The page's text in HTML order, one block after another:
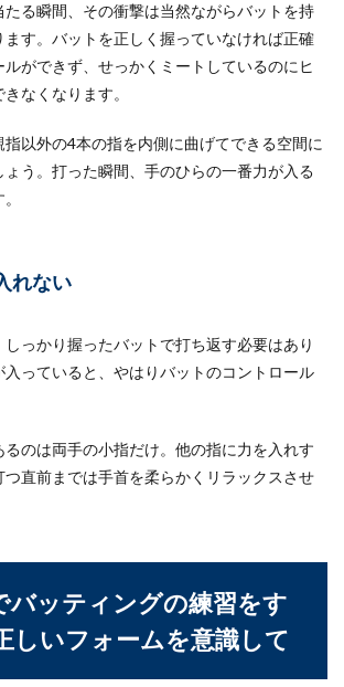
背中の筋トレはチューブを活用しよ
う！自宅でできる筋トレ方法
背中の筋肉を自宅で簡単に鍛えたいという人もい
低学年にミニバスの練習をするときには、どのよ
は、...
る？特徴を紹介します
スケボーの乗り方を子供に教えるに
たる瞬間、その衝撃は当然ながらバットを持
す。バットを正しく握っていなければ正確
ができず、せっかくミートしているのにヒ
なくなります。
以外の4本の指を内側に曲げてできる空間に
う。打った瞬間、手のひらの一番力が入る
れない
っかり握ったバットで打ち返す必要はあり
入っていると、やはりバットのコントロール
のは両手の小指だけ。他の指に力を入れす
つ直前までは手首を柔らかくリラックスさせ
バッティングの練習をす
しいフォームを意識して